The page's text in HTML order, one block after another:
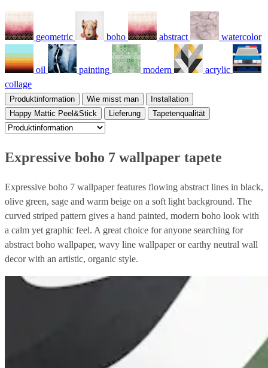
geometric boho abstract watercolor
oil painting modern
acrylic
collage
Produktinformation Wie misst man
Installation
Happy Mattic Peel&Stick
Lieferung Tapetenqualität
Expressive boho 7 wallpaper tapete
Expressive boho 7 wallpaper features flowing abstract lines in black,
olive green, sage and warm beige on a soft light background. The
curved striped pattern gives a hand painted, modern boho look with
a calm yet graphic feel. A great choice for anyone searching for
abstract boho wallpaper, wavy line wallpaper or earthy neutral wall
decor with an artistic, organic style.